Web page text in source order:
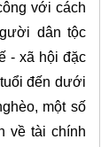
với cách
dân tộc
- xã hội đặc
đến dưới
một số
về tài chính